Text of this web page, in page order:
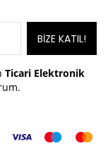
BİZE KATIL!
Ticari Elektronik